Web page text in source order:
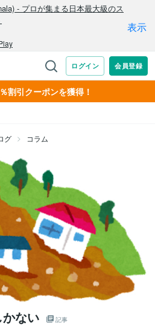
割引クーポンを獲得！
グ コラム
ない 記事